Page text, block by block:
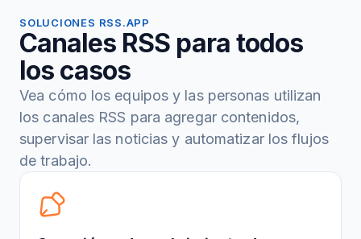
SOLUCIONES RSS.APP
Canales RSS para todos
los casos
Vea cómo los equipos y las personas utilizan
los canales RSS para agregar contenidos,
supervisar las noticias y automatizar los flujos
de trabajo.